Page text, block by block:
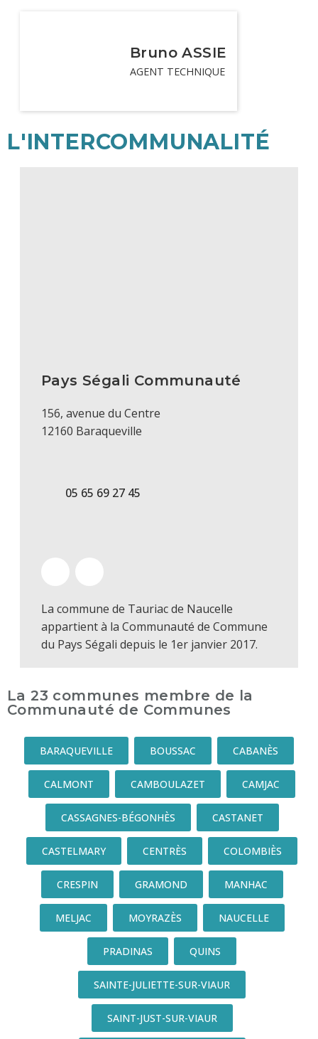
Bruno ASSIE
AGENT TECHNIQUE
L'INTERCOMMUNALITÉ
Pays Ségali Communauté
156, avenue du Centre
12160 Baraqueville
05 65 69 27 45
La commune de Tauriac de Naucelle
appartient à la Communauté de Commune
du Pays Ségali depuis le 1er janvier 2017.
La 23 communes membre de la
Communauté de Communes
BARAQUEVILLE BOUSSAC CABANÈS
CALMONT CAMBOULAZET CAMJAC
CASSAGNES-BÉGONHÈS CASTANET
CASTELMARY CENTRÈS COLOMBIÈS
CRESPIN GRAMOND MANHAC
MELJAC MOYRAZÈS NAUCELLE
PRADINAS QUINS
SAINTE-JULIETTE-SUR-VIAUR
SAINT-JUST-SUR-VIAUR